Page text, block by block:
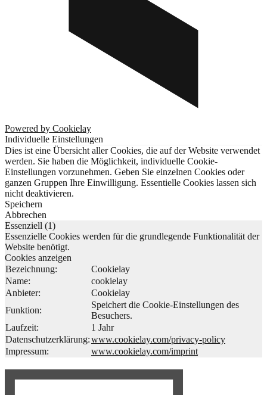
Powered by Cookielay
Individuelle Einstellungen
Dies ist eine Übersicht aller Cookies, die auf der Website verwendet
werden. Sie haben die Möglichkeit, individuelle Cookie-
Einstellungen vorzunehmen. Geben Sie einzelnen Cookies oder
ganzen Gruppen Ihre Einwilligung. Essentielle Cookies lassen sich
nicht deaktivieren.
Speichern
Abbrechen
Essenziell (1)
Essenzielle Cookies werden für die grundlegende Funktionalität der
Website benötigt.
Cookies anzeigen
Bezeichnung:
Cookielay
Name:
cookielay
Anbieter:
Cookielay
Funktion:
Speichert die Cookie-Einstellungen des
Besuchers.
Laufzeit:
1 Jahr
Datenschutzerklärung:www.cookielay.com/privacy-policy
Impressum:
www.cookielay.com/imprint